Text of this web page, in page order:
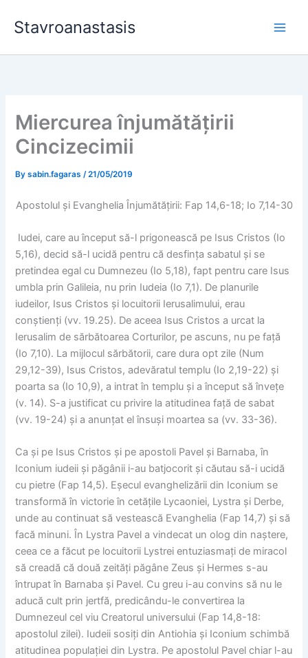
Stavroanastasis
Miercurea înjumătățirii
Cincizecimii
Bysabin.fagaras/21/05/2019
Apostolul și Evanghelia Înjumătățirii: Fap 14,6-18; Io 7,14-30
Iudei, care au început să-l prigonească pe Isus Cristos (Io
5,16), decid să-l ucidă pentru că desfința sabatul și se
pretindea egal cu Dumnezeu (Io 5,18), fapt pentru care Isus
umbla prin Galileia, nu prin Iudeia (Io 7,1). De planurile
iudeilor, Isus Cristos și locuitorii Ierusalimului, erau
conștienți (vv. 19.25). De aceea Isus Cristos a urcat la
Ierusalim de sărbătoarea Corturilor, pe ascuns, nu pe față
(Io 7,10). La mijlocul sărbătorii, care dura opt zile (Num
29,12-39), Isus Cristos, adevăratul templu (Io 2,19-22) și
poarta sa (Io 10,9), a intrat în templu și a început să învețe
(v. 14). S-a justificat cu privire la atitudinea față de sabat
(vv. 19-24) și a anunțat el însuși moartea sa (vv. 33-36).
Ca și pe Isus Cristos și pe apostoli Pavel și Barnaba, în
Iconium iudeii și păgânii i-au batjocorit și căutau să-i ucidă
cu pietre (Fap 14,5). Eșecul evanghelizării din Iconium se
transformă în victorie în cetățile Lycaoniei, Lystra și Derbe,
unde au continuat să vestească Evanghelia (Fap 14,7) și să
facă minuni. În Lystra Pavel a vindecat un olog din naștere,
ceea ce a făcut pe locuitorii Lystrei entuziasmați de miracol
să creadă că două zeități păgâne Zeus și Hermes s-au
întrupat în Barnaba și Pavel. Cu greu i-au convins să nu le
aducă cult prin jertfă, predicându-le convertirea la
Dumnezeul cel viu Creatorul universului (Fap 14,8-18:
apostolul zilei). Iudeii sosiți din Antiohia și Iconium schimbă
atitudinea populației din Lystra. Pe apostolul Pavel chiar l-au